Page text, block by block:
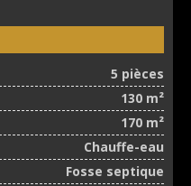
5 pièces
130 m²
170 m²
Chauffe-eau
Fosse septique